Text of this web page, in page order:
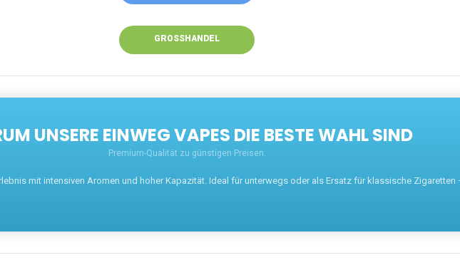
GROSSHANDEL
UNSERE EINWEG VAPES DIE BESTE WAHL SIND
Premium-Qualität zu günstigen Preisen.
mit intensiven Aromen und hoher Kapazität. Ideal für unterwegs oder als Ersatz für klassische